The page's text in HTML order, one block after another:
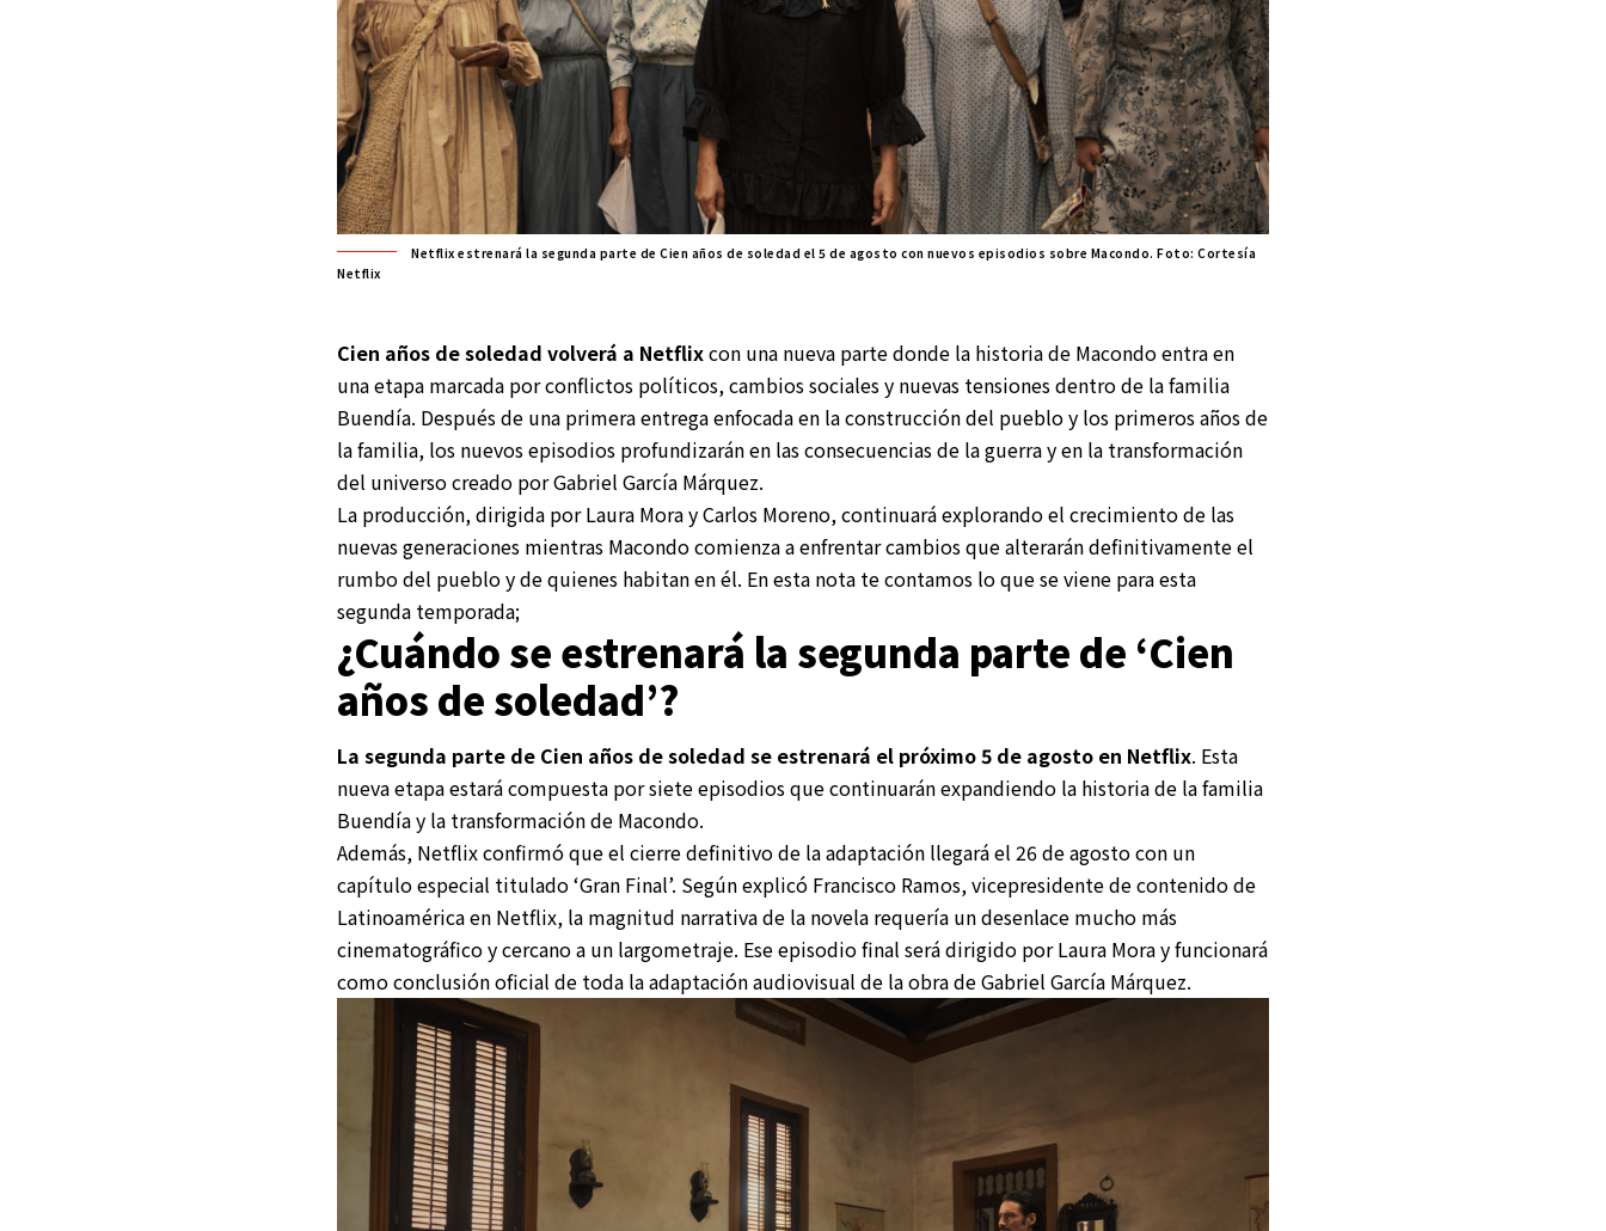
Netflix estrenará la segunda parte de Cien años de soledad el 5 de agosto con nuevos episodios sobre Macondo. Foto: Cortesía
Netflix
Cien años de soledad volverá a Netflixcon una nueva parte donde la historia de Macondo entra en
una etapa marcada por conflictos políticos, cambios sociales y nuevas tensiones dentro de la familia
Buendía. Después de una primera entrega enfocada en la construcción del pueblo y los primeros años de
la familia, los nuevos episodios profundizarán en las consecuencias de la guerra y en la transformación
del universo creado por Gabriel García Márquez.
La producción, dirigida por Laura Mora y Carlos Moreno, continuará explorando el crecimiento de las
nuevas generaciones mientras Macondo comienza a enfrentar cambios que alterarán definitivamente el
rumbo del pueblo y de quienes habitan en él. En esta nota te contamos lo que se viene para esta
segunda temporada;
¿Cuándo se estrenará la segunda parte de ‘Cien
años de soledad’?
La segunda parte de Cien años de soledad se estrenará el próximo 5 de agosto en Netflix. Esta
nueva etapa estará compuesta por siete episodios que continuarán expandiendo la historia de la familia
Buendía y la transformación de Macondo.
Además, Netflix confirmó que el cierre definitivo de la adaptación llegará el 26 de agosto con un
capítulo especial titulado ‘Gran Final’. Según explicó Francisco Ramos, vicepresidente de contenido de
Latinoamérica en Netflix, la magnitud narrativa de la novela requería un desenlace mucho más
cinematográfico y cercano a un largometraje. Ese episodio final será dirigido por Laura Mora y funcionará
como conclusión oficial de toda la adaptación audiovisual de la obra de Gabriel García Márquez.